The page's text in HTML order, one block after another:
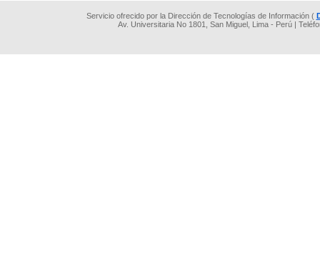
Servicio ofrecido por la Dirección de Tecnologías de Información (
Av. Universitaria No 1801, San Miguel, Lima - Perú |